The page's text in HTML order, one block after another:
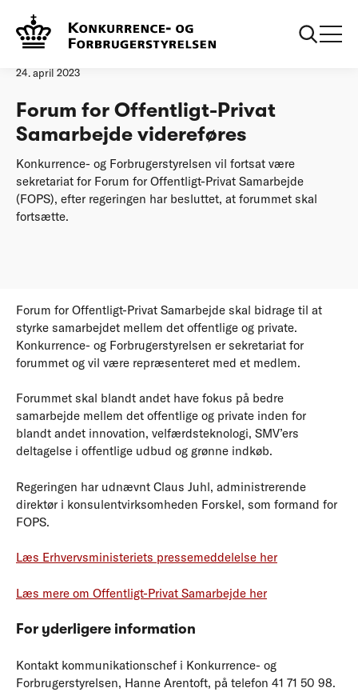
Forside
24. april 2023
Forum for Offentligt-Privat
Samarbejde videreføres
Konkurrence- og Forbrugerstyrelsen vil fortsat være
sekretariat for Forum for Offentligt-Privat Samarbejde
(FOPS), efter regeringen har besluttet, at forummet skal
fortsætte.
Forum for Offentligt-Privat Samarbejde skal bidrage til at
styrke samarbejdet mellem det offentlige og private.
Konkurrence- og Forbrugerstyrelsen er sekretariat for
forummet og vil være repræsenteret med et medlem.
Forummet skal blandt andet have fokus på bedre
samarbejde mellem det offentlige og private inden for
blandt andet innovation, velfærdsteknologi, SMV’ers
deltagelse i offentlige udbud og grønne indkøb.
Regeringen har udnævnt Claus Juhl, administrerende
direktør i konsulentvirksomheden Forskel, som formand for
FOPS.
Læs Erhvervsministeriets pressemeddelelse her
Læs mere om Offentligt-Privat Samarbejde her
For yderligere information
Kontakt kommunikationschef i Konkurrence- og
Forbrugerstyrelsen, Hanne Arentoft, på telefon 41 71 50 98.